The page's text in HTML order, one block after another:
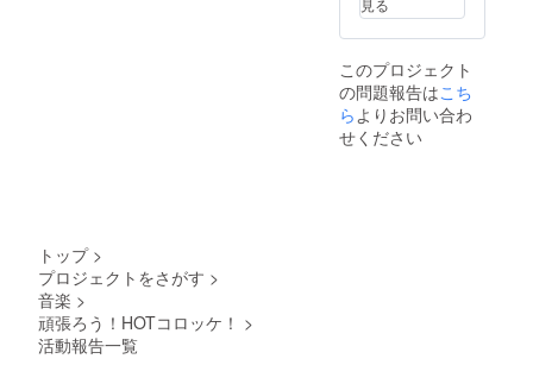
という
コンセ
ため、
来店し
た方全
員に発
生しま
テーブ
ル
ジを指
しま
す。出
演者も
お客様
演者が
負担す
を指し
ます。
機材使
用料や
著作権
見る
このプロジェクト
の問題報告はこち
らよりお問い合わ
せください
トップ >
プロジェクトをさがす >
音楽 >
頑張ろう！HOTコロッケ！ >
活動報告一覧